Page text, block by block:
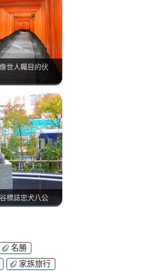
世人矚目的伏
標誌忠犬八公
名勝
家族旅行